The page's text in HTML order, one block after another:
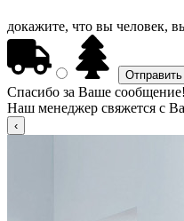
докажите, что вы человек,
Спасибо за Ваше сообщение!
Наш менеджер свяжется с